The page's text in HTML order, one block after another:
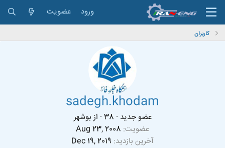
ورود عضویت
کاربران
sadegh.khodam
عضو جدید ·
· ازبوشهر
عضویت Aug 23, 2008
آخرین بازدید Dec 19, 2019